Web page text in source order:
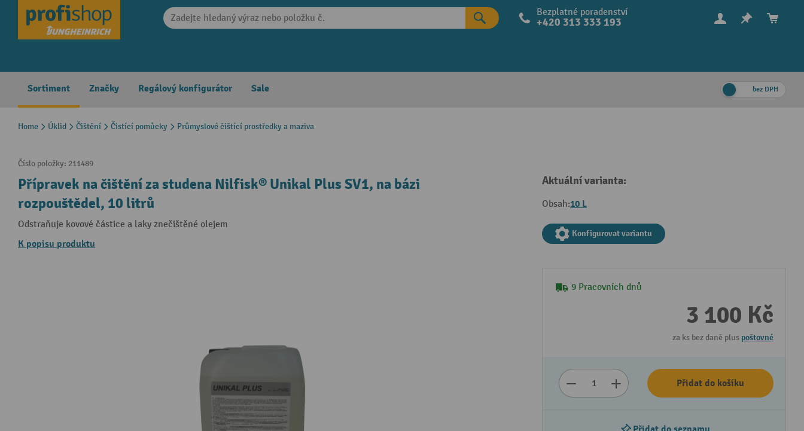
Skip to main navigation Bezplatné poradenství
+420 313 333 193
Sortiment Značky Regálový konfigurátor Sale bez DPH
Home Úklid Čištění Čistící pomůcky Průmyslové čištící prostředky a maziva
Číslo položky: 211489
Přípravek na čištění za studena Nilfisk® Unikal Plus SV1, na bázi
rozpouštědel, 10 litrů
Odstraňuje kovové částice a laky znečištěné olejem
K popisu produktu
Aktuální varianta:
Obsah:10 L
Konfigurovat variantu
9 Pracovních dnů
3 100 Kč
za ks bez daně plus poštovné
Přidat do košíku